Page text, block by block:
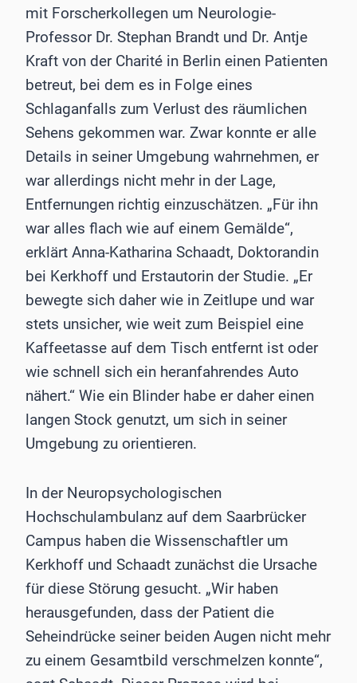
mit Forscherkollegen um Neurologie-
Professor Dr. Stephan Brandt und Dr. Antje
Kraft von der Charité in Berlin einen Patienten
betreut, bei dem es in Folge eines
Schlaganfalls zum Verlust des räumlichen
Sehens gekommen war. Zwar konnte er alle
Details in seiner Umgebung wahrnehmen, er
war allerdings nicht mehr in der Lage,
Entfernungen richtig einzuschätzen. „Für ihn
war alles flach wie auf einem Gemälde“,
erklärt Anna-Katharina Schaadt, Doktorandin
bei Kerkhoff und Erstautorin der Studie. „Er
bewegte sich daher wie in Zeitlupe und war
stets unsicher, wie weit zum Beispiel eine
Kaffeetasse auf dem Tisch entfernt ist oder
wie schnell sich ein heranfahrendes Auto
nähert.“ Wie ein Blinder habe er daher einen
langen Stock genutzt, um sich in seiner
Umgebung zu orientieren.
In der Neuropsychologischen
Hochschulambulanz auf dem Saarbrücker
Campus haben die Wissenschaftler um
Kerkhoff und Schaadt zunächst die Ursache
für diese Störung gesucht. „Wir haben
herausgefunden, dass der Patient die
Seheindrücke seiner beiden Augen nicht mehr
zu einem Gesamtbild verschmelzen konnte“,